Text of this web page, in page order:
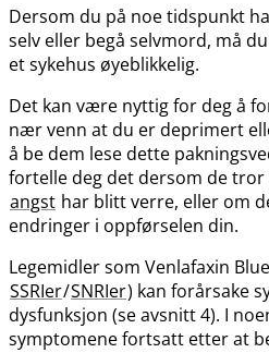
Dersom du på noe tidspunkt
selv eller begå selvmord, må
et sykehus øyeblikkelig.
Det kan være nyttig for deg å
nær venn at du er deprimert
å be dem lese dette
fortelle deg det dersom de
angst har blitt verre, eller om
endringer i oppførselen din.
Legemidler som Venlafaxin
SSRIer/SNRIer) kan forårsake
dysfunksjon (se avsnitt 4). I
symptomene fortsatt etter at